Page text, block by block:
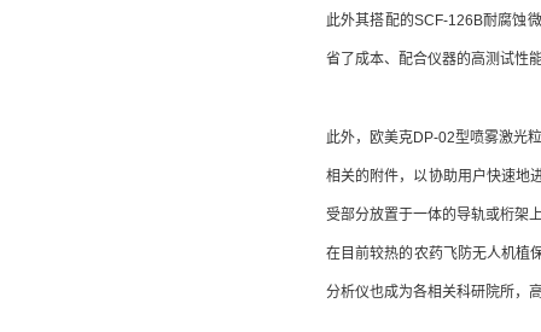
此外其搭配的SCF-126B耐腐蚀
省了成本、配合仪器的高测试性
此外，欧美克DP-02型喷雾激光
相关的附件，以协助用户快速地
受部分放置于一体的导轨或桁架
在目前较热的农药飞防无人机植
分析仪也成为各相关科研院所，